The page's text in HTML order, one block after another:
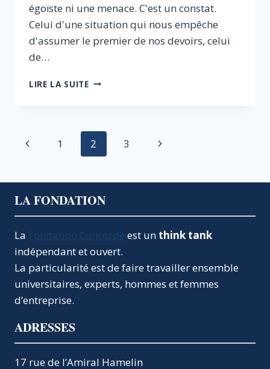
égoïste ni une menace. C'est un constat.
Celui d'une situation qui nous empêche
d'assumer le premier de nos devoirs, celui
de…
LIRE LA SUITENOUS
VOS
DETTES
Navigation
page
Page
1 2 3
Page
LA FONDATION
La Fondation Concorde est un think tank
indépendant et ouvert.
La particularité est de faire travailler ensemble
universitaires, experts, hommes et femmes
d’entreprise.
ADRESSES
17 rue de l’Amiral Hamelin